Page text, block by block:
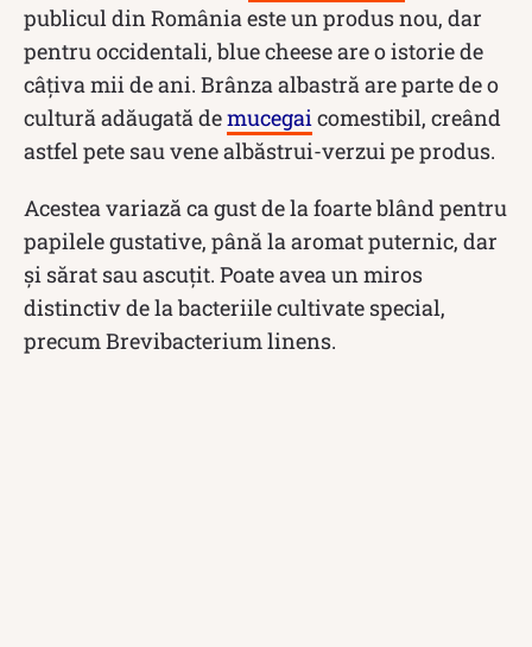
publicul din România este un produs nou, dar
pentru occidentali, blue cheese are o istorie de
câțiva mii de ani. Brânza albastră are parte de o
cultură adăugată demucegaicomestibil, creând
astfel pete sau vene albăstrui-verzui pe produs.
Acestea variază ca gust de la foarte blând pentru
papilele gustative, până la aromat puternic, dar
și sărat sau ascuțit. Poate avea un miros
distinctiv de la bacteriile cultivate special,
precum Brevibacterium linens.